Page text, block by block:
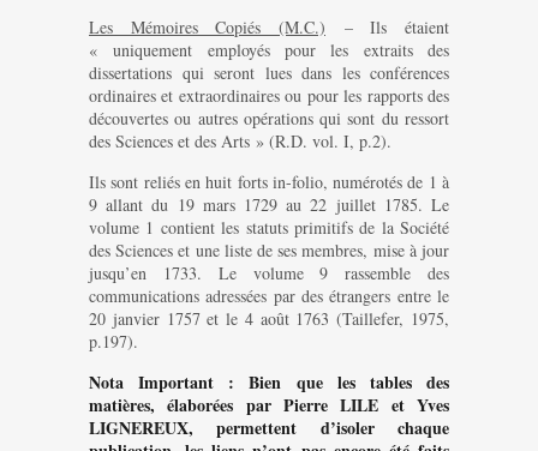
Les Mémoires Copiés (M.C.) – Ils étaient
« uniquement employés pour les extraits des
dissertations qui seront lues dans les conférences
ordinaires et extraordinaires ou pour les rapports des
découvertes ou autres opérations qui sont du ressort
des Sciences et des Arts » (R.D. vol. I, p.2).
Ils sont reliés en huit forts in-folio, numérotés de 1 à
9 allant du 19 mars 1729 au 22 juillet 1785. Le
volume 1 contient les statuts primitifs de la Société
des Sciences et une liste de ses membres, mise à jour
jusqu’en 1733. Le volume 9 rassemble des
communications adressées par des étrangers entre le
20 janvier 1757 et le 4 août 1763 (Taillefer, 1975,
p.197).
Nota Important : Bien que les tables des
matières, élaborées par Pierre LILE et Yves
LIGNEREUX, permettent d’isoler chaque